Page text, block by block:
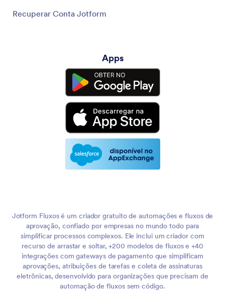
Recuperar Conta Jotform
Apps
Jotform Fluxos é um criador gratuito de automações e fluxos de
aprovação, confiado por empresas no mundo todo para
simplificar processos complexos. Ele inclui um criador com
recurso de arrastar e soltar, +200 modelos de fluxos e +40
integrações com gateways de pagamento que simplificam
aprovações, atribuições de tarefas e coleta de assinaturas
eletrônicas, desenvolvido para organizações que precisam de
automação de fluxos sem código.